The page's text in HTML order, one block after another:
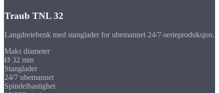
Traub TNL 32
Langdreiebenk med stanglader for ubemannet 24/7-serieproduksjon.
Maks diameter
Ø 32 mm
Stanglader
24/7 ubemannet
Spindelhastighet